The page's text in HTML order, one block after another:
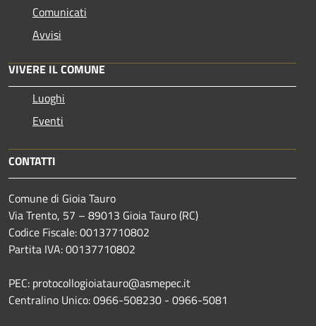
Comunicati
Avvisi
VIVERE IL COMUNE
Luoghi
Eventi
CONTATTI
Comune di Gioia Tauro
Via Trento, 57 – 89013 Gioia Tauro (RC)
Codice Fiscale: 00137710802
Partita IVA: 00137710802
PEC: protocollogioiatauro@asmepec.it
Centralino Unico: 0966-508230 - 0966-5081